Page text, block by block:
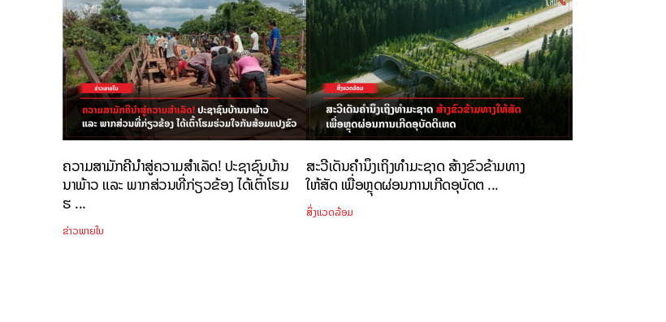
ຄວາມສາມັກຄີນຳສູ່ຄວາມສຳເລັດ! ປະຊາຊົນບ້ານ
ນາພ້າວ ແລະ ພາກສ່ວນທີ່ກ່ຽວຂ້ອງ ໄດ້ເຕົ້າໂຮມ
ຮ ...
ຂ່າວພາຍໃນ
ສະວີເດັນຄຳນຶງເຖິງທຳມະຊາດ ສ້າງຂົວຂ້າມທາງ
ໃຫ້ສັດ ເພື່ອຫຼຸດຜ່ອນການເກີດອຸບັດຕ ...
ສິ່ງແວດລ້ອມ